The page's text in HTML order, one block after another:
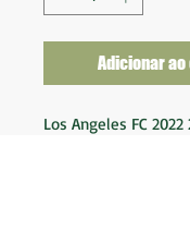
Adicionar
Los Angeles FC